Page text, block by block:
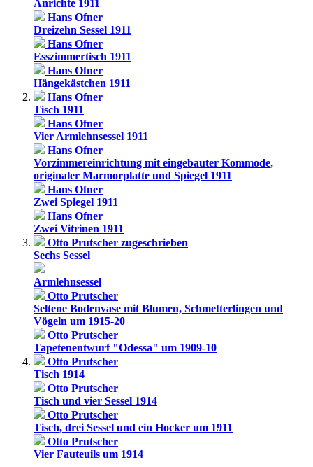
Anrichte 1911
Hans Ofner
Dreizehn Sessel 1911
Hans Ofner
Esszimmertisch 1911
Hans Ofner
Hängekästchen 1911
Hans Ofner
Tisch 1911
Hans Ofner
Vier Armlehnsessel 1911
Hans Ofner
Vorzimmereinrichtung mit eingebauter Kommode,
originaler Marmorplatte und Spiegel 1911
Hans Ofner
Zwei Spiegel 1911
Hans Ofner
Zwei Vitrinen 1911
Otto Prutscher zugeschrieben
Sechs Sessel
Armlehnsessel
Otto Prutscher
Seltene Bodenvase mit Blumen, Schmetterlingen und
Vögeln um 1915-20
Otto Prutscher
Tapetenentwurf "Odessa" um 1909-10
Otto Prutscher
Tisch 1914
Otto Prutscher
Tisch und vier Sessel 1914
Otto Prutscher
Tisch, drei Sessel und ein Hocker um 1911
Otto Prutscher
Vier Fauteuils um 1914